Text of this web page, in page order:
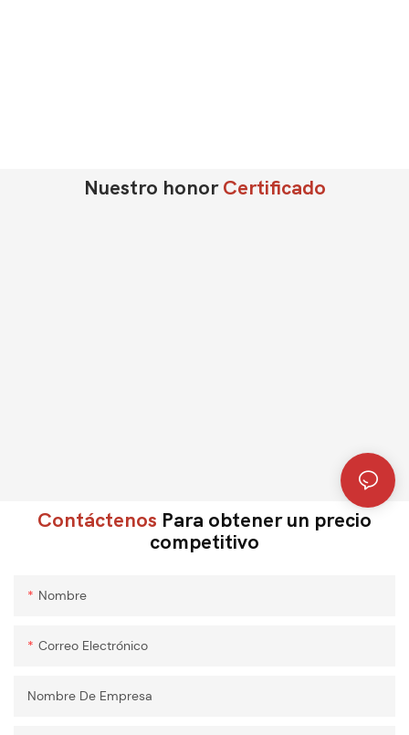
Nuestro honorCertificado
Contáctenos Para obtener un precio
competitivo
Nombre
Correo Electrónico
Nombre De Empresa